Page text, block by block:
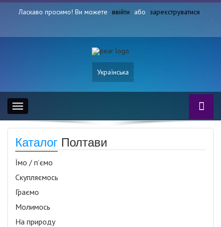
Ласкаво просимо! Ви можете ввійти або зареєструватися
Українська
Toggle
navigation
Каталог Полтави
Їмо / п’ємо
Скупляємось
Граємо
Молимось
На природу